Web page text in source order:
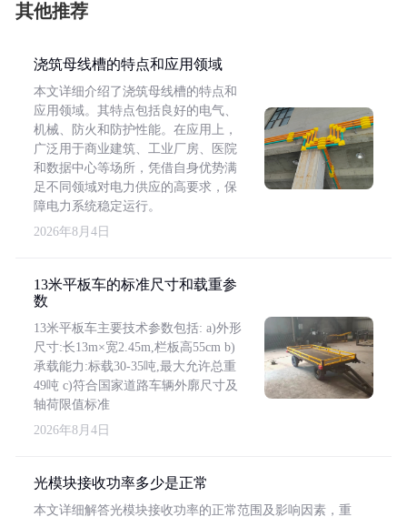
其他推荐
浇筑母线槽的特点和应用领域
本文详细介绍了浇筑母线槽的特点和
应用领域。其特点包括良好的电气、
机械、防火和防护性能。在应用上，
广泛用于商业建筑、工业厂房、医院
和数据中心等场所，凭借自身优势满
足不同领域对电力供应的高要求，保
障电力系统稳定运行。
2026年8月4日
13米平板车的标准尺寸和载重参
数
13米平板车主要技术参数包括: a)外形
尺寸:长13m×宽2.45m,栏板高55cm b)
承载能力:标载30-35吨,最大允许总重
49吨 c)符合国家道路车辆外廓尺寸及
轴荷限值标准
2026年8月4日
光模块接收功率多少是正常
本文详细解答光模块接收功率的正常范围及影响因素，重